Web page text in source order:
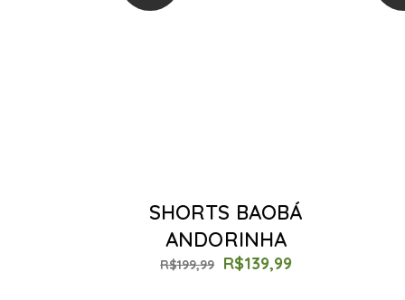
SHORTS BAOBÁ
ANDORINHA
R$199,99 R$139,99